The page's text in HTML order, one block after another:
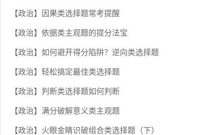
【政治】因果类选择题常考提醒
【政治】依据类主观题的提分法宝
【政治】如何避开得分陷阱？逆向类选择题
【政治】轻松搞定最佳类选择题
【政治】判断类选择题如何判断
【政治】满分破解意义类主观题
【政治】火眼金睛识破组合类选择题（下）